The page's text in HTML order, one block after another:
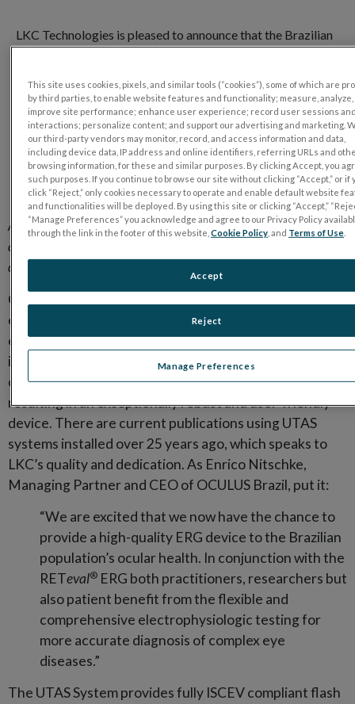
LKC Technologies is pleased to announce that the Brazilian
the preservation and enhancement of sight for patients in
Brazil. LKC is collaborating with Oculus Brasil to provide
physicians with broader access to LKC’s UTAS System and
RETevaldevices. Both are in extensive use around the world
at leading clinics and physician offices. UTAS has been cited
in well over 600 publications.
Another step in making functional diagnostics accessible to
all clinicians leading to faster diagnosis of complex eye
diseases.
Current UTAS Systems have been developed with the
expertise and growing knowledge of over 45 years of
experience. The first UTAS generation was introduced
in 1976, and LKC’s objective ever since has been to
continually deliver a system that goes beyond limits
resulting in an exceptionally robust and user-friendly
device. There are current publications using UTAS
systems installed over 25 years ago, which speaks to
LKC’s quality and dedication. As Enrico Nitschke,
Managing Partner and CEO of OCULUS Brazil, put it:
“We are excited that we now have the chance to
provide a high-quality ERG device to the Brazilian
population’s ocular health. In conjunction with the
RETeval® ERG both practitioners, researchers but
also patient benefit from the flexible and
comprehensive electrophysiologic testing for
more accurate diagnosis of complex eye
diseases.”
The UTAS System provides fully ISCEV compliant flash
This site uses cookies, pixels, and similar tools (“cookies”), some of which are
by third parties, to enable website features and functionality; measure, analyze,
improve site performance; enhance user experience; record user sessions
interactions; personalize content; and support our advertising and marketing.
our third-party vendors may monitor, record, and access information and data,
including device data, IP address and online identifiers, referring URLs and
browsing information, for these and similar purposes. By clicking Accept, you
such purposes. If you continue to browse our site without clicking “Accept,” or if
click “Reject,” only cookies necessary to operate and enable default website
and functionalities will be deployed. By using this site or clicking “Accept,”
“Manage Preferences” you acknowledge and agree to our Privacy Policy
through the link in the footer of this website,Cookie Policy , and Terms of Use
Manage Preferences
Reject
Accept